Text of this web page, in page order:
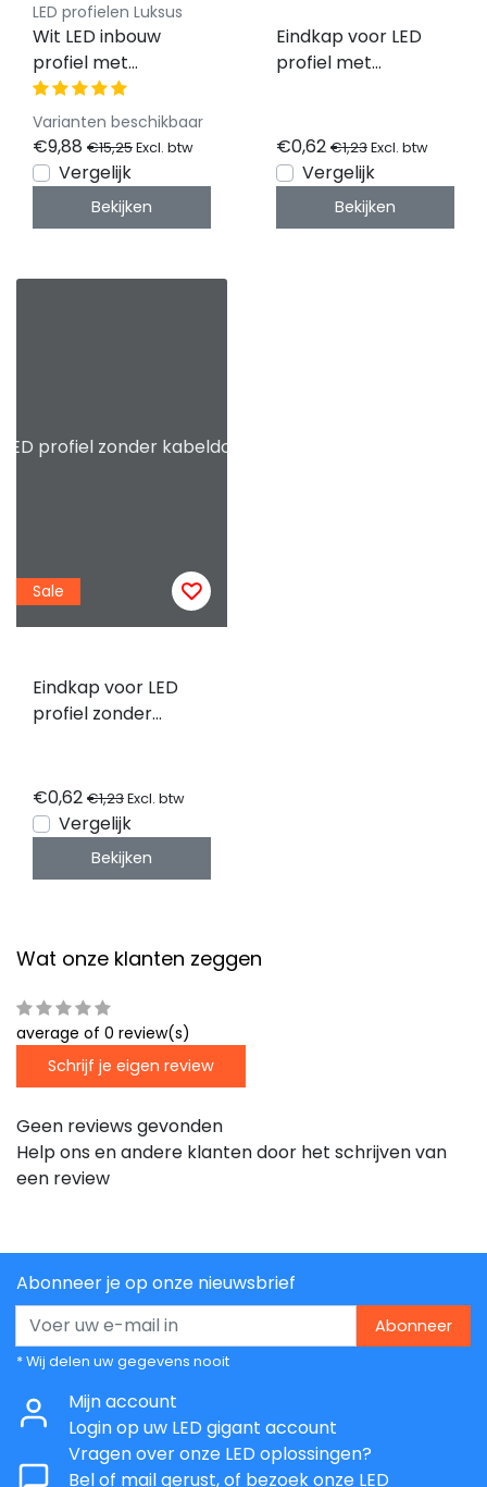
LED profielen Luksus
Wit LED inbouw
profiel met
afdekking 21,30 mm
x 6,60 mm - 08.1WIT
Varianten beschikbaar
€9,88 €15,25Excl. btw
Vergelijk
Bekijken
Eindkap voor LED
profiel met
€0,62 €1,23Excl. btw
Vergelijk
Bekijken
profiel zonder kabeldoorvoer 08.1ALU
Sale
Eindkap voor LED
profiel zonder
€0,62 €1,23Excl. btw
Vergelijk
Bekijken
Wat onze klanten zeggen
average of 0 review(s)
Schrijf je eigen review
Geen reviews gevonden
Help ons en andere klanten door het schrijven van
een review
Abonneer je op onze nieuwsbrief
Abonneer
* Wij delen uw gegevens nooit
Mijn account
Login op uw LED gigant account
Vragen over onze LED oplossingen?
Bel of mail gerust, of bezoek onze LED